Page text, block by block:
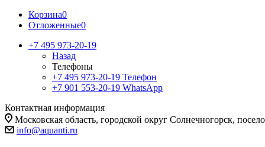
Корзина0
Отложенные0
+7 495 973-20-19
Назад
Телефоны
+7 495 973-20-19 Телефон
+7 901 553-20-19 WhatsApp
Контактная информация
Московская область, городской округ Солнечногорск,
info@aquanti.ru